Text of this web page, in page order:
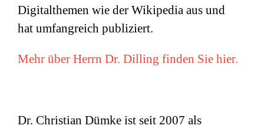
Digitalthemen wie der Wikipedia aus und
hat umfangreich publiziert.
Mehr über Herrn Dr. Dilling finden Sie hier.
Dr. Christian Dümke ist seit 2007 als